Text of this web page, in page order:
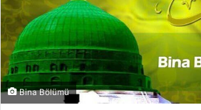
Bina Bölümü